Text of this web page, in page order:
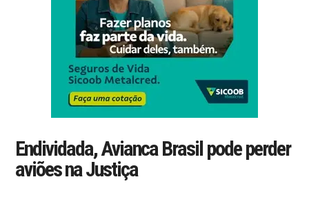
Endividada, Avianca Brasil pode perder
aviões na Justiça